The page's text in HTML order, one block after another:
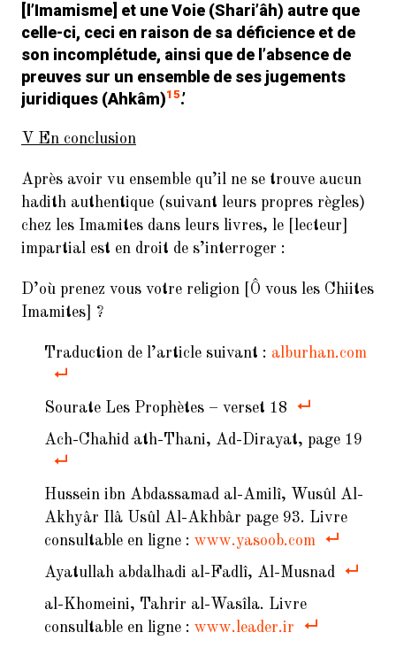
[l’Imamisme] et une Voie (Shari’âh) autre que
celle-ci, ceci en raison de sa déficience et de
son incomplétude, ainsi que de l’absence de
preuves sur un ensemble de ses jugements
juridiques (Ahkâm)15.’
V En conclusion
Après avoir vu ensemble qu’il ne se trouve aucun
hadith authentique (suivant leurs propres règles)
chez les Imamites dans leurs livres, le [lecteur]
impartial est en droit de s’interroger :
D’où prenez vous votre religion [Ô vous les Chiites
Imamites] ?
Traduction de l’article suivant : alburhan.com
Sourate Les Prophètes – verset 18
Ach-Chahid ath-Thani, Ad-Dirayat, page 19
Hussein ibn Abdassamad al-Amilî, Wusûl Al-
Akhyâr Ilâ Usûl Al-Akhbâr page 93. Livre
consultable en ligne : www.yasoob.com
Ayatullah abdalhadi al-Fadlî, Al-Musnad
al-Khomeini, Tahrir al-Wasîla. Livre
consultable en ligne : www.leader.ir